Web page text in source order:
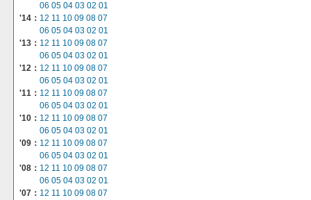
06 05 04 03 02 01
'14： 12 11 10 09 08 07
06 05 04 03 02 01
'13： 12 11 10 09 08 07
06 05 04 03 02 01
'12： 12 11 10 09 08 07
06 05 04 03 02 01
'11： 12 11 10 09 08 07
06 05 04 03 02 01
'10： 12 11 10 09 08 07
06 05 04 03 02 01
'09： 12 11 10 09 08 07
06 05 04 03 02 01
'08： 12 11 10 09 08 07
06 05 04 03 02 01
'07： 12 11 10 09 08 07